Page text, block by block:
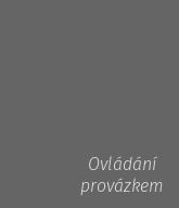
Ovládání
provázkem